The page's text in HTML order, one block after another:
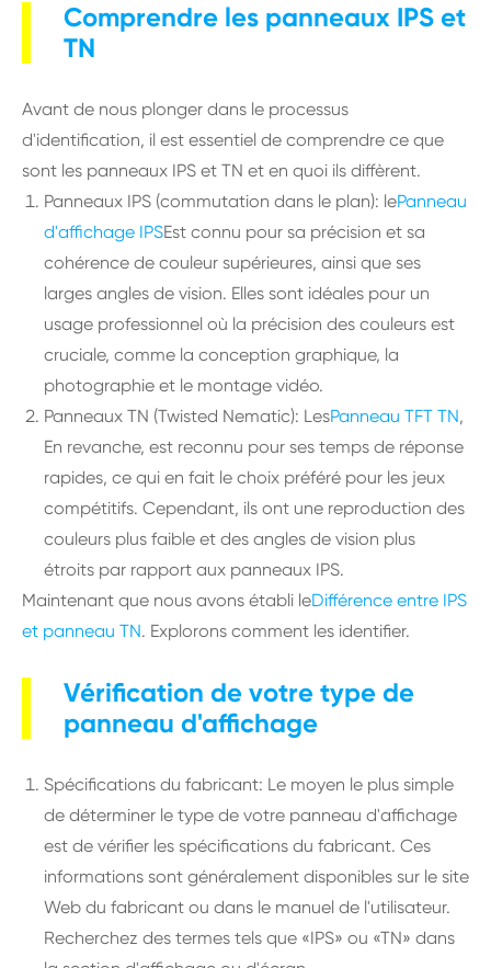
Comprendre les panneaux IPS et
TN
Avant de nous plonger dans le processus
d'identification, il est essentiel de comprendre ce que
sont les panneaux IPS et TN et en quoi ils diffèrent.
Panneaux IPS (commutation dans le plan): lePanneau
d'affichage IPSEst connu pour sa précision et sa
cohérence de couleur supérieures, ainsi que ses
larges angles de vision. Elles sont idéales pour un
usage professionnel où la précision des couleurs est
cruciale, comme la conception graphique, la
photographie et le montage vidéo.
Panneaux TN (Twisted Nematic): LesPanneau TFT TN,
En revanche, est reconnu pour ses temps de réponse
rapides, ce qui en fait le choix préféré pour les jeux
compétitifs. Cependant, ils ont une reproduction des
couleurs plus faible et des angles de vision plus
étroits par rapport aux panneaux IPS.
Maintenant que nous avons établi leDifférence entre IPS
et panneau TN. Explorons comment les identifier.
Vérification de votre type de
panneau d'affichage
Spécifications du fabricant: Le moyen le plus simple
de déterminer le type de votre panneau d'affichage
est de vérifier les spécifications du fabricant. Ces
informations sont généralement disponibles sur le site
Web du fabricant ou dans le manuel de l'utilisateur.
Recherchez des termes tels que «IPS» ou «TN» dans